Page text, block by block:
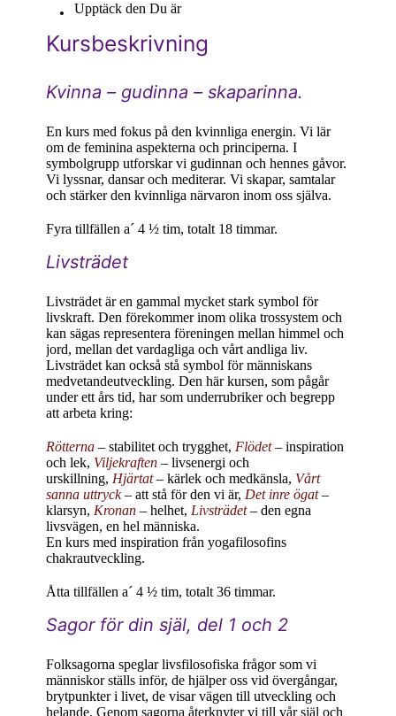
Upptäck den Du är
Kursbeskrivning
Kvinna – gudinna – skaparinna.
En kurs med fokus på den kvinnliga energin. Vi lär
om de feminina aspekterna och principerna. I
symbolgrupp utforskar vi gudinnan och hennes gåvor.
Vi lyssnar, dansar och mediterar. Vi skapar, samtalar
och stärker den kvinnliga närvaron inom oss själva.
Fyra tillfällen a´ 4 ½ tim, totalt 18 timmar.
Livsträdet
Livsträdet är en gammal mycket stark symbol för
livskraft. Den förekommer inom olika trossystem och
kan sägas representera föreningen mellan himmel och
jord, mellan det vardagliga och vårt andliga liv.
Livsträdet kan också stå symbol för människans
medvetandeutveckling. Den här kursen, som pågår
under ett års tid, har som underrubriker och begrepp
att arbeta kring:
Rötterna – stabilitet och trygghet, Flödet – inspiration
och lek, Viljekraften – livsenergi och
urskillning, Hjärtat– kärlek och medkänsla, Vårt
sanna uttryck– att stå för den vi är, Det inre ögat –
klarsyn, Kronan – helhet, Livsträdet– den egna
livsvägen, en hel människa.
En kurs med inspiration från yogafilosofins
chakrautveckling.
Åtta tillfällen a´ 4 ½ tim, totalt 36 timmar.
Sagor för din själ, del 1 och 2
Folksagorna speglar livsfilosofiska frågor som vi
människor ställs inför, de hjälper oss vid övergångar,
brytpunkter i livet, de visar vägen till utveckling och
helande. Genom sagorna återknyter vi till vår själ och